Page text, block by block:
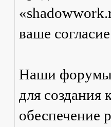
ваше
Наши форумы
для
обеспечение